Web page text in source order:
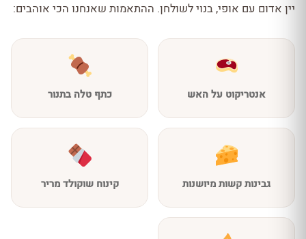
יין אדום עם אופי, בנוי לשולחן. ההתאמות שאנחנו הכי אוהבים:
אנטריקוט על האש כתף טלה בתנור
גבינות קשות מיושנות קינוח שוקולד מריר